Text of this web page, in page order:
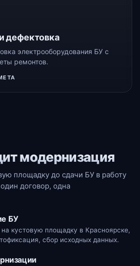
дефектовка
электрооборудования БУ с
ремонтов.
модернизация
площадку до сдачи БУ в работу
договор, одна
БУ
кустовую площадку в Красноярске,
сбор исходных данных.